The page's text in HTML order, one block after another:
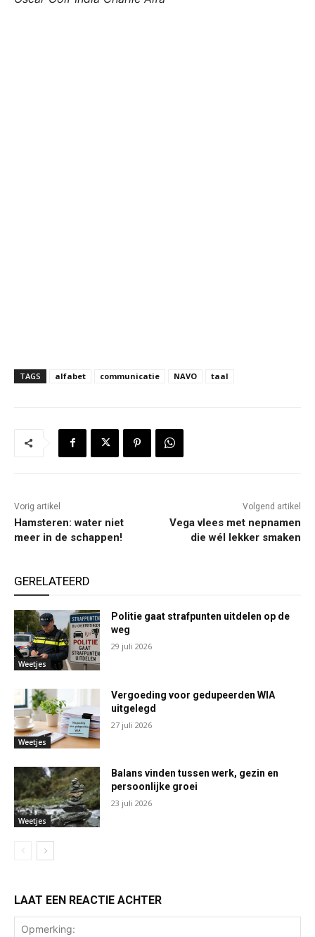
TAGS alfabet communicatie NAVO taal
Vorig artikel
Hamsteren: water niet
meer in de schappen!
Volgend artikel
Vega vlees met nepnamen
die wél lekker smaken
GERELATEERD
Weetjes
Politie gaat strafpunten uitdelen op de
weg
29 juli 2026
Weetjes
Vergoeding voor gedupeerden WIA
uitgelegd
27 juli 2026
Weetjes
Balans vinden tussen werk, gezin en
persoonlijke groei
23 juli 2026
LAAT EEN REACTIE ACHTER